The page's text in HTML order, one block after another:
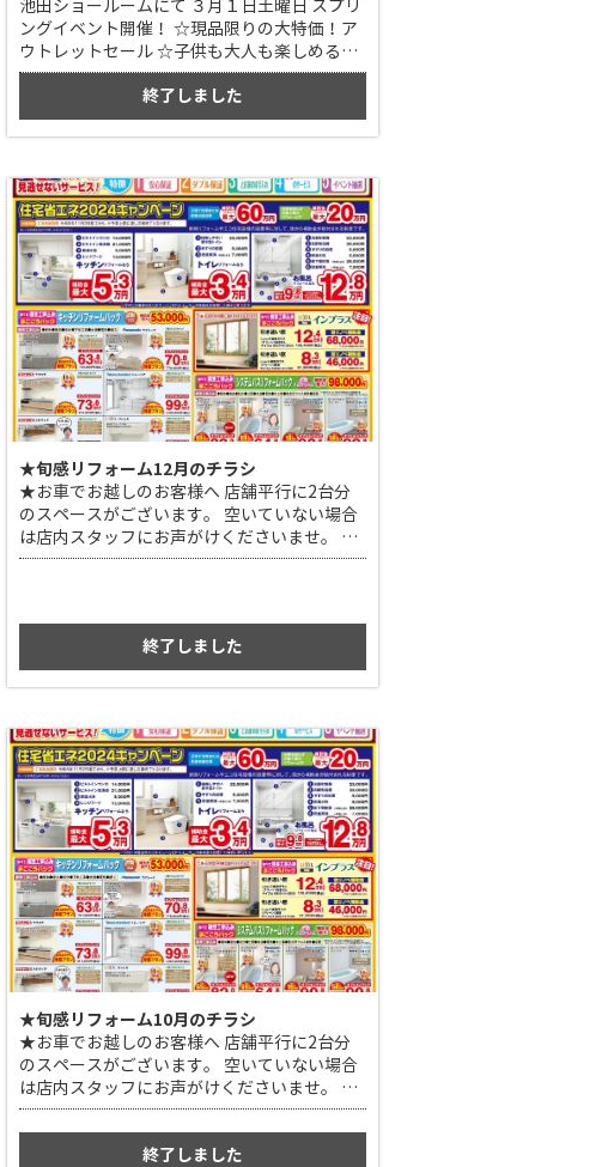
池田ショールームにて ３月１日土曜日 スプリ
ングイベント開催！ ☆現品限りの大特価！ア
ウトレットセール ☆子供も大人も楽しめる多
彩なワークショップが盛りだくさん！ ご予
約、お問い合わせは 池田ショールーム
090-9887-2671 まで！ 是非遊びに来てくだ
さい お待ちしています！
終了しました
★旬感リフォーム12月のチラシ
★お車でお越しのお客様へ 店舗平行に2台分
のスペースがございます。 空いていない場合
は店内スタッフにお声がけくださいませ。 弊
社駐車場をご案内いたします。
終了しました
★旬感リフォーム10月のチラシ
★お車でお越しのお客様へ 店舗平行に2台分
のスペースがございます。 空いていない場合
は店内スタッフにお声がけくださいませ。 弊
社駐車場をご案内いたします。
終了しました